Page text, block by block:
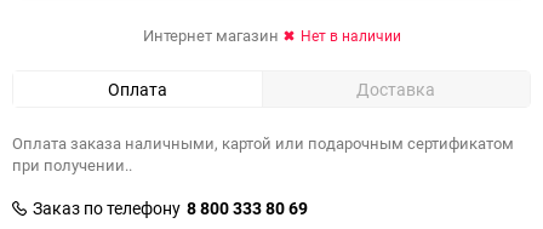
Интернет магазин Нет в наличии
Оплата Доставка
Оплата заказа наличными, картой или подарочным сертификатом
при получении..
Заказ по телефону 8 800 333 80 69